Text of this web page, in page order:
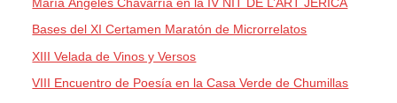
Bases del XI Certamen Maratón de Microrrelatos
XIII Velada de Vinos y Versos
VIII Encuentro de Poesía en la Casa Verde de Chumillas